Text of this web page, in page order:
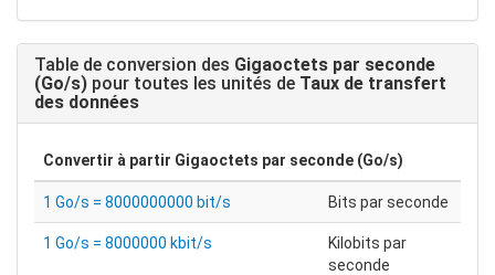
Table de conversion des Gigaoctets par seconde
(Go/s) pour toutes les unités de Taux de transfert
des données
Convertir à partir Gigaoctets par seconde (Go/s)
1 Go/s = 8000000000 bit/s Bits par seconde
1 Go/s = 8000000 kbit/s
Kilobits par
seconde